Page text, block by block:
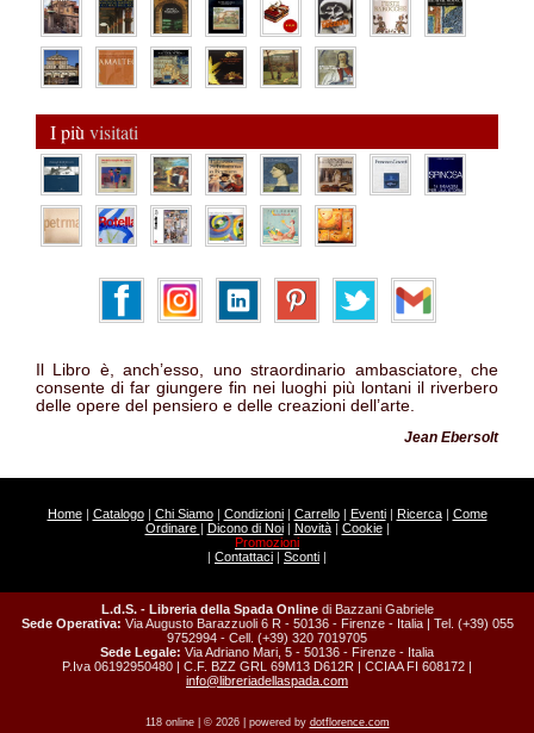
I più visitati
Il Libro è, anch’esso, uno straordinario ambasciatore, che
consente di far giungere fin nei luoghi più lontani il riverbero
delle opere del pensiero e delle creazioni dell’arte.
Jean Ebersolt
Home| Catalogo| Chi Siamo| Condizioni| Carrello| Eventi| Ricerca| Come
Ordinare | Dicono di Noi| Novità| Cookie|
Promozioni
| Contattaci | Sconti |
L.d.S. - Libreria della Spada Online di Bazzani Gabriele
Sede Operativa: Via Augusto Barazzuoli 6 R - 50136 - Firenze - Italia | Tel. (+39) 055
9752994 - Cell. (+39) 320 7019705
Sede Legale: Via Adriano Mari, 5 - 50136 - Firenze - Italia
P.Iva 06192950480 | C.F. BZZ GRL 69M13 D612R | CCIAA FI 608172 |
info@libreriadellaspada.com
118 online | © 2026 | powered by dotflorence.com